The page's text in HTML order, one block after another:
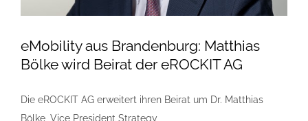
eMobility aus Brandenburg: Matthias
Bölke wird Beirat der eROCKIT AG
Die eROCKIT AG erweitert ihren Beirat um Dr. Matthias
Bölke, Vice President Strategy